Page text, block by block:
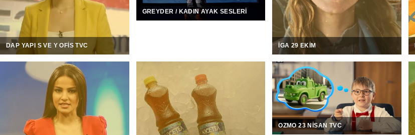
DAP YAPI S VE Y OFIS TVC
GREYDER / KADIN AYAK SESLERI
İGA 29 EKIM
OZMO 23 NISAN TVC